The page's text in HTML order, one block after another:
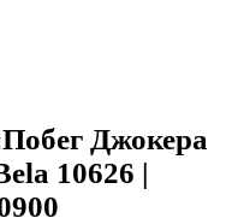
Джокера
10626 |